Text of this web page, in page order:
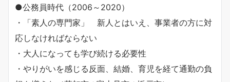
●公務員時代（2006～2020）
・「素人の専門家」 新人とはいえ、事業者の方に対
応しなければならない
・大人になっても学び続ける必要性
・やりがいを感じる反面、結婚、育児を経て通勤の負